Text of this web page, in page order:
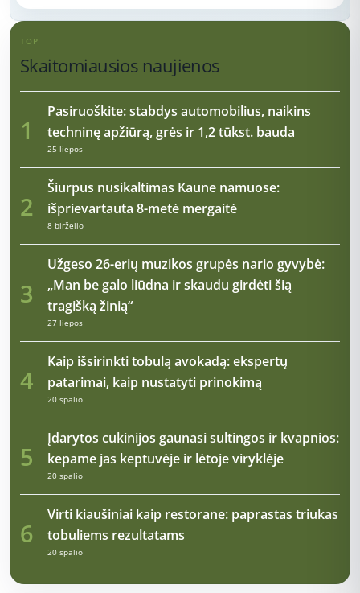
TOP
Skaitomiausios naujienos
1
Pasiruoškite: stabdys automobilius, naikins
techninę apžiūrą, grės ir 1,2 tūkst. bauda
25 liepos
2
Šiurpus nusikaltimas Kaune namuose:
išprievartauta 8-metė mergaitė
8 birželio
3
Užgeso 26-erių muzikos grupės nario gyvybė:
„Man be galo liūdna ir skaudu girdėti šią
tragišką žinią“
27 liepos
4
Kaip išsirinkti tobulą avokadą: ekspertų
patarimai, kaip nustatyti prinokimą
20 spalio
5
Įdarytos cukinijos gaunasi sultingos ir kvapnios:
kepame jas keptuvėje ir lėtoje viryklėje
20 spalio
6
Virti kiaušiniai kaip restorane: paprastas triukas
tobuliems rezultatams
20 spalio